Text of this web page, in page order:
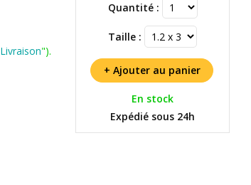
Quantité :
Taille :
En stock
Expédié sous 24h
Livraison").